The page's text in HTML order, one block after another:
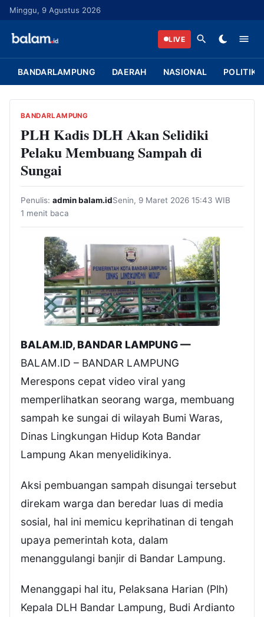
u
Minggu, 9 Agustus 2026
LIVE
BANDARLAMPUNG DAERAH NASIONAL POLITIK
BANDARLAMPUNG
PLH Kadis DLH Akan Selidiki
Pelaku Membuang Sampah di
Sungai
Penulis: admin balam.idSenin, 9 Maret 2026 15:43 WIB
1 menit baca
BALAM.ID, BANDAR LAMPUNG —
BALAM.ID – BANDAR LAMPUNG
Merespons cepat video viral yang
memperlihatkan seorang warga, membuang
sampah ke sungai di wilayah Bumi Waras,
Dinas Lingkungan Hidup Kota Bandar
Lampung Akan menyelidikinya.
Aksi pembuangan sampah disungai tersebut
direkam warga dan beredar luas di media
sosial, hal ini memicu keprihatinan di tengah
upaya pemerintah kota, dalam
menanggulangi banjir di Bandar Lampung.
Menanggapi hal itu, Pelaksana Harian (Plh)
Kepala DLH Bandar Lampung, Budi Ardianto